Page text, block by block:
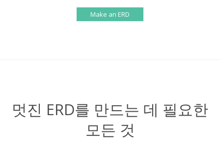
Make an ERD
멋진 ERD를 만드는 데 필요한
모든 것